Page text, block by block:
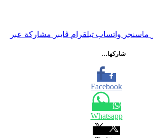
ماسنجر واتساب تيلقرام ڤايبر مشاركة عبر
شاركها…
Facebook
Whatsapp